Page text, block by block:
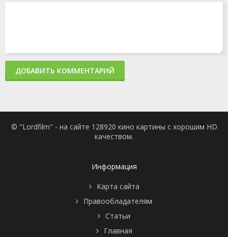
ДОБАВИТЬ КОММЕНТАРИЙ
© "Lordfilm" - на сайте 128920 кино картины с хорошим HD
качеством.
Информация
Карта сайта
Правообладателям
Статьи
Главная